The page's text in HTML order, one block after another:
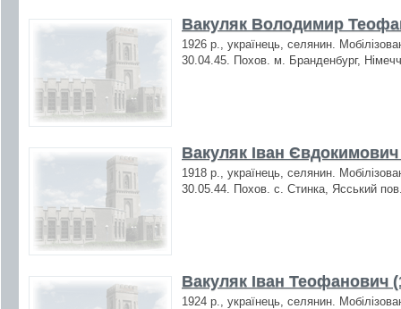
Вакуляк Володимир
1926 р., українець, селянин.
30.04.45. Похов. м. Бранденбург,
Вакуляк Іван Євдокимович
1918 р., українець, селянин.
30.05.44. Похов. с. Стинка, Ясський
Вакуляк Іван Теофанович
1924 р., українець, селянин.